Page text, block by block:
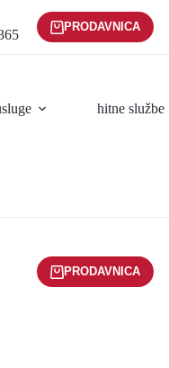
PRODAVNICA
hitne službe
PRODAVNICA